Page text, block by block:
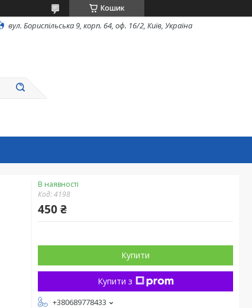
Кошик
вул. Бориспільська 9, корп. 64, оф. 16/2, Київ, Україна
В наявності
Код:4198
450 ₴
Купити
Купити з
+380689778433